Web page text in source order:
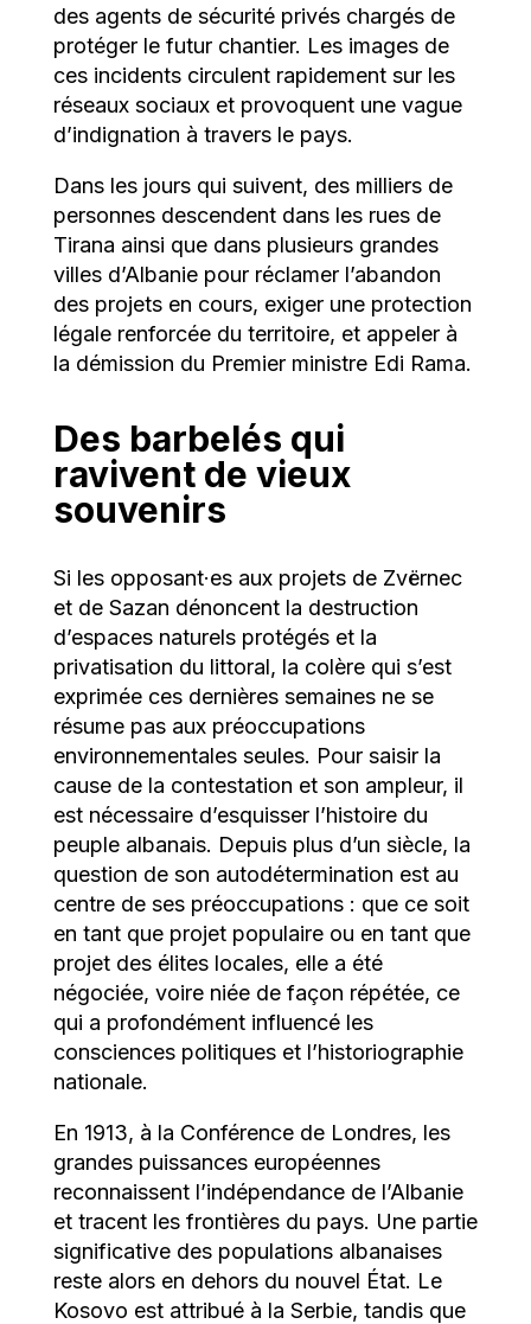
des agents de sécurité privés chargés de
protéger le futur chantier. Les images de
ces incidents circulent rapidement sur les
réseaux sociaux et provoquent une vague
d’indignation à travers le pays.
Dans les jours qui suivent, des milliers de
personnes descendent dans les rues de
Tirana ainsi que dans plusieurs grandes
villes d’Albanie pour réclamer l’abandon
des projets en cours, exiger une protection
légale renforcée du territoire, et appeler à
la démission du Premier ministre Edi Rama.
Des barbelés qui
ravivent de vieux
souvenirs
Si les opposant·es aux projets de Zvërnec
et de Sazan dénoncent la destruction
d’espaces naturels protégés et la
privatisation du littoral, la colère qui s’est
exprimée ces dernières semaines ne se
résume pas aux préoccupations
environnementales seules. Pour saisir la
cause de la contestation et son ampleur, il
est nécessaire d’esquisser l’histoire du
peuple albanais. Depuis plus d’un siècle, la
question de son autodétermination est au
centre de ses préoccupations : que ce soit
en tant que projet populaire ou en tant que
projet des élites locales, elle a été
négociée, voire niée de façon répétée, ce
qui a profondément influencé les
consciences politiques et l’historiographie
nationale.
En 1913, à la Conférence de Londres, les
grandes puissances européennes
reconnaissent l’indépendance de l’Albanie
et tracent les frontières du pays. Une partie
significative des populations albanaises
reste alors en dehors du nouvel État. Le
Kosovo est attribué à la Serbie, tandis que